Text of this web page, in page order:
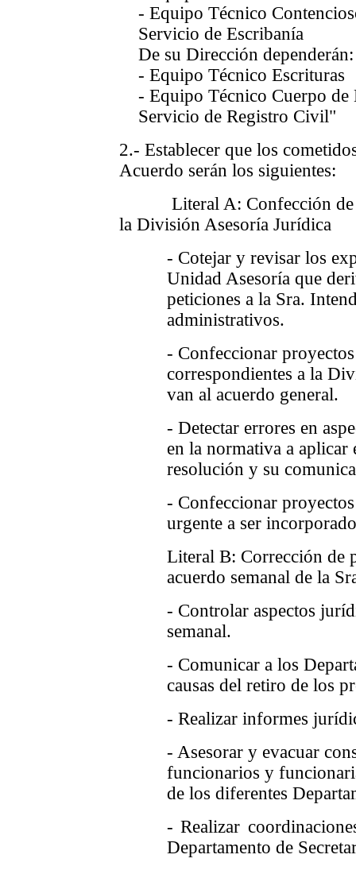
- Equipo Técnico
Servicio de Escribanía
De su Dirección dependerán:
- Equipo Técnico Escrituras
- Equipo Técnico Cuerpo de
Servicio de Registro Civil"
2.- Establecer que los
Acuerdo serán los siguientes:
Literal A: Confección de
la División Asesoría Jurídica
- Cotejar y revisar los
Unidad Asesoría que
peticiones a la Sra.
administrativos.
- Confeccionar
correspondientes a la
van al acuerdo general.
- Detectar errores en
en la normativa a aplicar
resolución y su
- Confeccionar
urgente a ser
Literal B: Corrección de
acuerdo semanal de la
- Controlar aspectos
semanal.
- Comunicar a los
causas del retiro de los
- Realizar informes
- Asesorar y evacuar
funcionarios y
de los diferentes
- Realizar
Departamento de